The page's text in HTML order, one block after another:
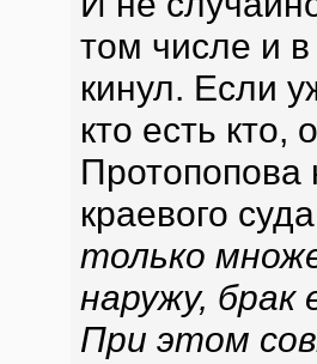
том числе и
кинул. Если
кто есть кто,
Протопопова
краевого
только
наружу,
При этом